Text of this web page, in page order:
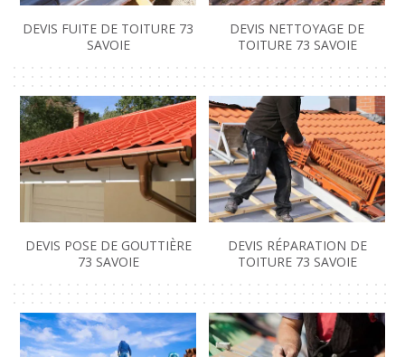
DEVIS FUITE DE TOITURE 73
SAVOIE
DEVIS NETTOYAGE DE
TOITURE 73 SAVOIE
DEVIS POSE DE GOUTTIÈRE
73 SAVOIE
DEVIS RÉPARATION DE
TOITURE 73 SAVOIE